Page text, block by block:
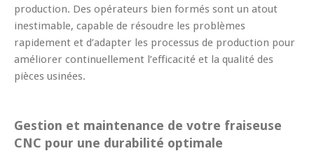
production. Des opérateurs bien formés sont un atout
inestimable, capable de résoudre les problèmes
rapidement et d’adapter les processus de production pour
améliorer continuellement l’efficacité et la qualité des
pièces usinées.
Gestion et maintenance de votre fraiseuse
CNC pour une durabilité optimale